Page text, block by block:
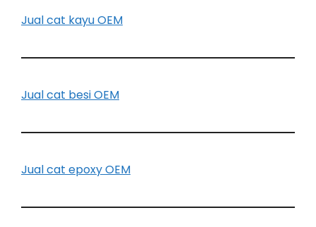
Jual cat kayu OEM
Jual cat besi OEM
Jual cat epoxy OEM